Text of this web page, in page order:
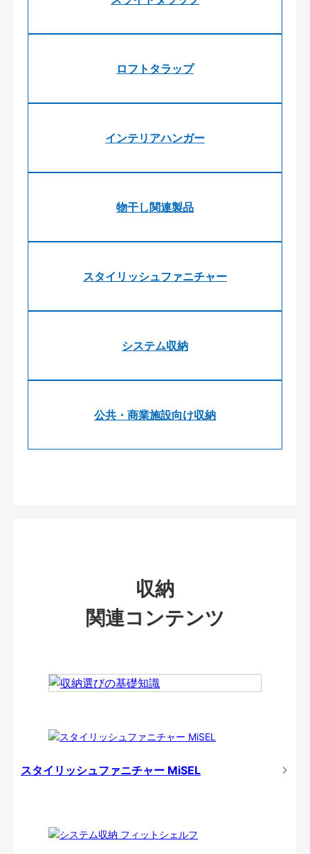
ロフトタラップ
インテリアハンガー
物干し関連製品
スタイリッシュファニチャー
システム収納
公共・商業施設向け収納
収納
関連コンテンツ
スタイリッシュファニチャー MiSEL